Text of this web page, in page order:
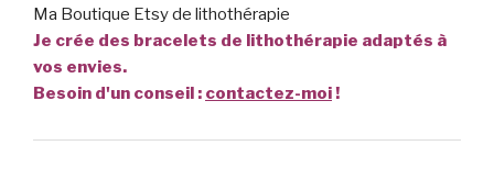
Ma Boutique Etsy de lithothérapie
Je crée des bracelets de lithothérapie adaptés à
vos envies.
Besoin d'un conseil : contactez-moi!